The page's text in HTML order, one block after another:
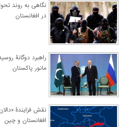
نگاهی به روند
در افغانستان
راهبرد دوگانۀ
مانور پاکستان
نقش فزایندۀ
افغانستان و چین